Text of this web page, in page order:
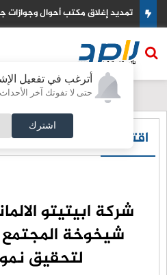
أترغب في تفعيل
حتى لا تفوتك آخر الأحداث
اشترك
جنوب عمّان
اقتصادي
شركة ابيتيتو
شيخوخة
لتحقيق